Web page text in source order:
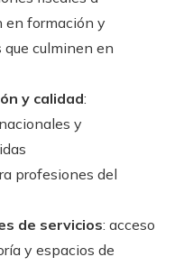
en formación y
culminen en
y calidad:
y
profesiones del
de servicios: acceso
y espacios de